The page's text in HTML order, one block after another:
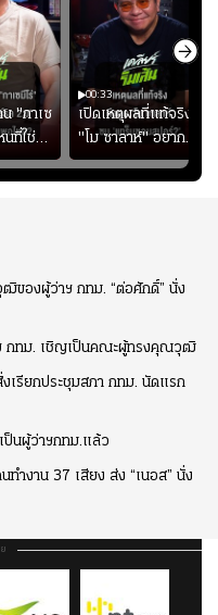
"กาเซ
นที่ใช่
ยุค
00:33
เปิดเหตุผลที่แท้จริงที่
"โม ซาลาห์" อยาก
ย้ายซบ "แทร็บซอนส
ปอร์"
ของผู้ว่าฯ กทม. “ต่อศักดิ์” นั่ง
ฯ กทม. เชิญเป็นคณะผู้ทรงคุณวุฒิ
เรียกประชุมสภา กทม. นัดแรก
ป็นผู้ว่าฯกทม.แล้ว
ำงาน 37 เสียง ส่ง “เนอส” นั่ง